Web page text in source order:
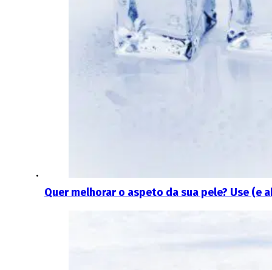
Quer melhorar o aspeto da sua pele? Use (e